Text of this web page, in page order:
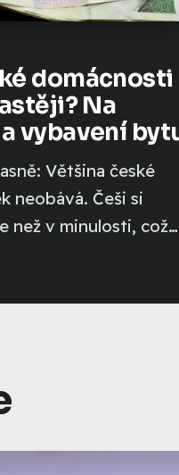
domácnosti
Na
vybavení
Většina české
neobává. Češi si
než v minulosti, což